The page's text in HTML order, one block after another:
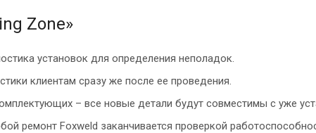
Zone»
установок для определения неполадок.
клиентам сразу же после ее проведения.
– все новые детали будут совместимы с уже
ремонт Foxweld заканчивается проверкой